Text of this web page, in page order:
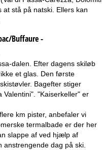
at stå på natski. Ellers kan
Buffaure -
dalen. Efter dagens skiløb
et glas. Den første
Bagefter stiger
Valentini". "Kaiserkeller" er
km pister, anbefaler vi
termalbade er der her
slappe af ved hjælp af
dag på ski.